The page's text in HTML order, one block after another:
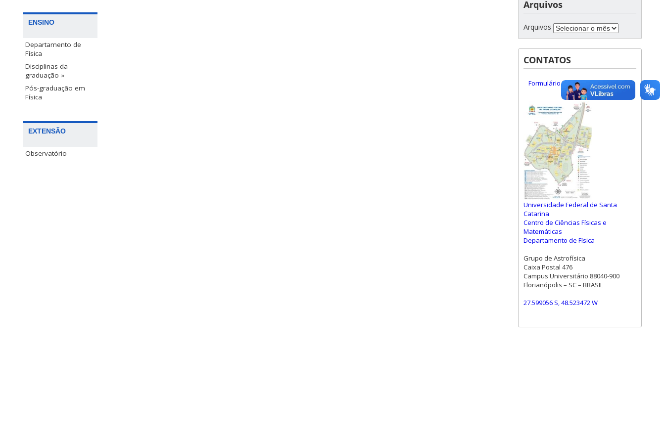
ENSINO
Departamento de
Física
Disciplinas da
graduação »
Pós-graduação em
Física
EXTENSÃO
Observatório
Arquivos
Arquivos
CONTATOS
Formulário de Contato
Universidade Federal de Santa
Catarina
Centro de Ciências Físicas e
Matemáticas
Departamento de Física
Grupo de Astrofísica
Caixa Postal 476
Campus Universitário 88040-900
Florianópolis – SC – BRASIL
27.599056 S, 48.523472 W